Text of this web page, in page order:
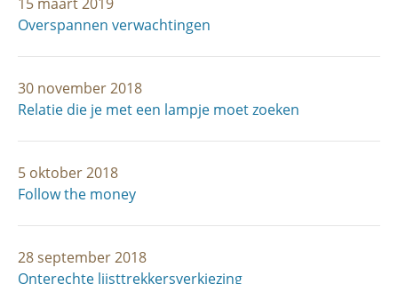
Overspannen verwachtingen
30 november 2018
Relatie die je met een lampje moet zoeken
5 oktober 2018
Follow the money
28 september 2018
Onterechte lijsttrekkersverkiezing